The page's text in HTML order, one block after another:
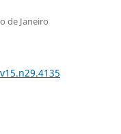
de Janeiro